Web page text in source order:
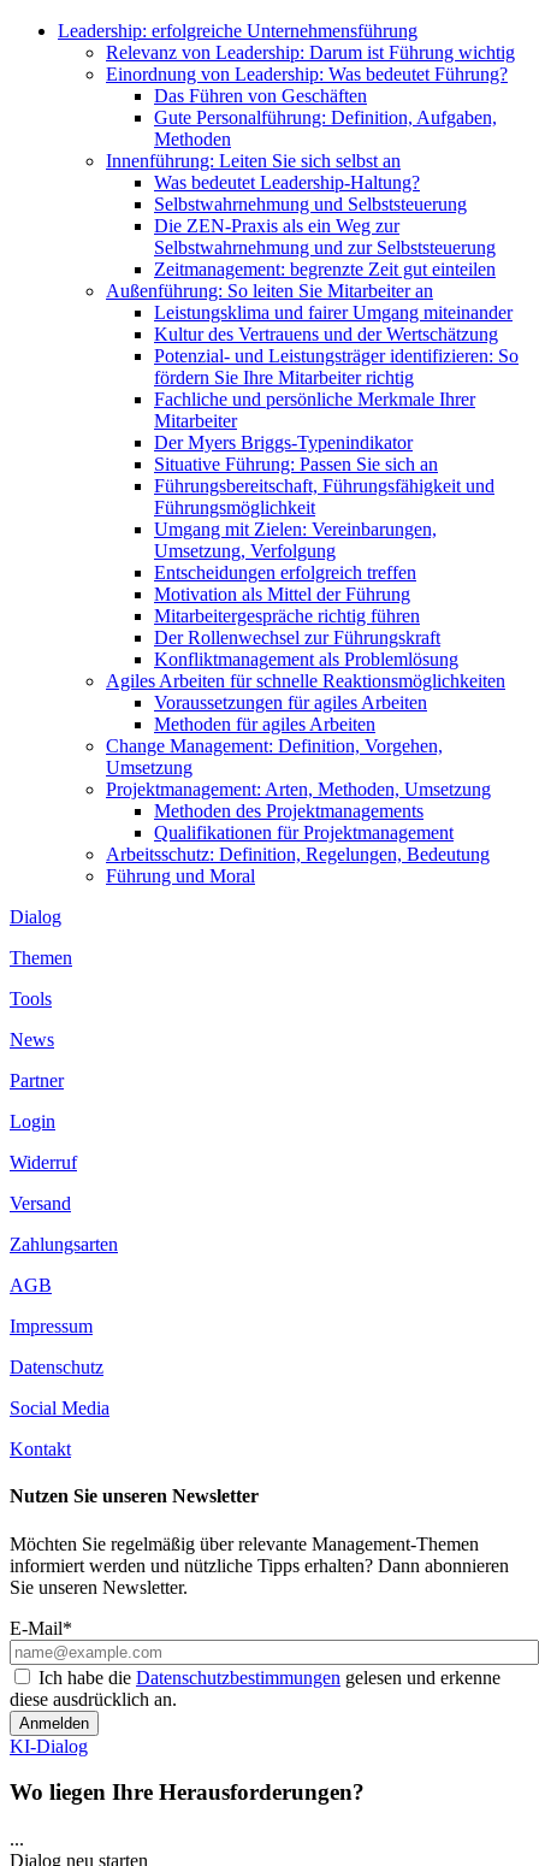
Leadership: erfolgreiche Unternehmensführung
Relevanz von Leadership: Darum ist Führung wichtig
Einordnung von Leadership: Was bedeutet Führung?
Das Führen von Geschäften
Gute Personalführung: Definition, Aufgaben,
Methoden
Innenführung: Leiten Sie sich selbst an
Was bedeutet Leadership-Haltung?
Selbstwahrnehmung und Selbststeuerung
Die ZEN-Praxis als ein Weg zur
Selbstwahrnehmung und zur Selbststeuerung
Zeitmanagement: begrenzte Zeit gut einteilen
Außenführung: So leiten Sie Mitarbeiter an
Leistungsklima und fairer Umgang miteinander
Kultur des Vertrauens und der Wertschätzung
Potenzial- und Leistungsträger identifizieren: So
fördern Sie Ihre Mitarbeiter richtig
Fachliche und persönliche Merkmale Ihrer
Mitarbeiter
Der Myers Briggs-Typenindikator
Situative Führung: Passen Sie sich an
Führungsbereitschaft, Führungsfähigkeit und
Führungsmöglichkeit
Umgang mit Zielen: Vereinbarungen,
Umsetzung, Verfolgung
Entscheidungen erfolgreich treffen
Motivation als Mittel der Führung
Mitarbeitergespräche richtig führen
Der Rollenwechsel zur Führungskraft
Konfliktmanagement als Problemlösung
Agiles Arbeiten für schnelle Reaktionsmöglichkeiten
Voraussetzungen für agiles Arbeiten
Methoden für agiles Arbeiten
Change Management: Definition, Vorgehen,
Umsetzung
Projektmanagement: Arten, Methoden, Umsetzung
Methoden des Projektmanagements
Qualifikationen für Projektmanagement
Arbeitsschutz: Definition, Regelungen, Bedeutung
Führung und Moral
Dialog
Themen
Tools
News
Partner
Login
Widerruf
Versand
Zahlungsarten
AGB
Impressum
Datenschutz
Social Media
Kontakt
Nutzen Sie unseren Newsletter
Möchten Sie regelmäßig über relevante Management-Themen
informiert werden und nützliche Tipps erhalten? Dann abonnieren
Sie unseren Newsletter.
E-Mail*
Ich habe die Datenschutzbestimmungen gelesen und erkenne
diese ausdrücklich an.
Anmelden
KI-Dialog
Wo liegen Ihre Herausforderungen?
...
Dialog neu starten